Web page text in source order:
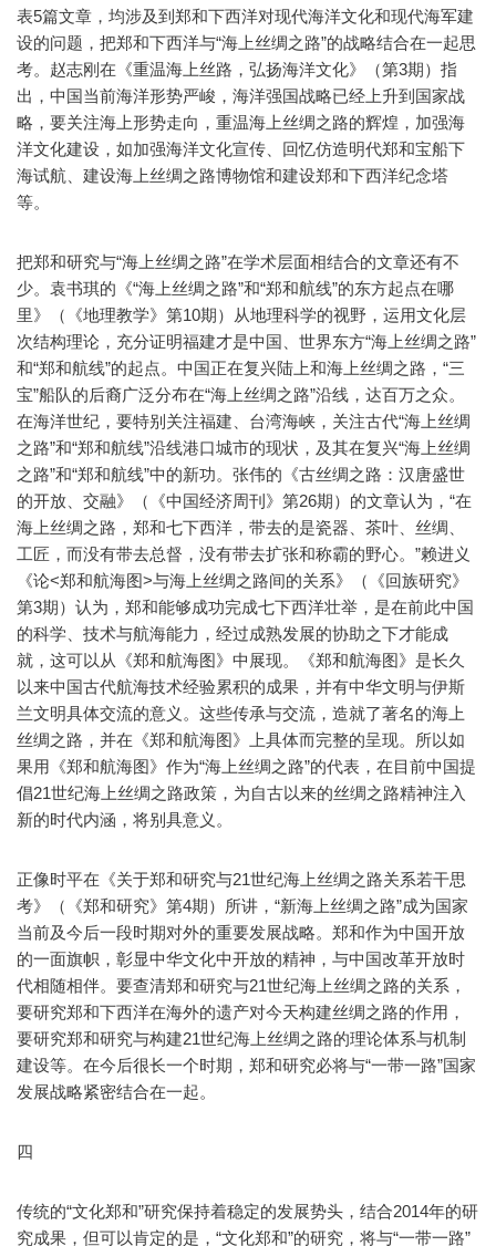
表5篇文章，均涉及到郑和下西洋对现代海洋文化和现代海军建
设的问题，把郑和下西洋与“海上丝绸之路”的战略结合在一起思
考。赵志刚在《重温海上丝路，弘扬海洋文化》（第3期）指
出，中国当前海洋形势严峻，海洋强国战略已经上升到国家战
略，要关注海上形势走向，重温海上丝绸之路的辉煌，加强海
洋文化建设，如加强海洋文化宣传、回忆仿造明代郑和宝船下
海试航、建设海上丝绸之路博物馆和建设郑和下西洋纪念塔
等。
把郑和研究与“海上丝绸之路”在学术层面相结合的文章还有不
少。袁书琪的《“海上丝绸之路”和“郑和航线”的东方起点在哪
里》（《地理教学》第10期）从地理科学的视野，运用文化层
次结构理论，充分证明福建才是中国、世界东方“海上丝绸之路”
和“郑和航线”的起点。中国正在复兴陆上和海上丝绸之路，“三
宝”船队的后裔广泛分布在“海上丝绸之路”沿线，达百万之众。
在海洋世纪，要特别关注福建、台湾海峡，关注古代“海上丝绸
之路”和“郑和航线”沿线港口城市的现状，及其在复兴“海上丝绸
之路”和“郑和航线”中的新功。张伟的《古丝绸之路：汉唐盛世
的开放、交融》（《中国经济周刊》第26期）的文章认为，“在
海上丝绸之路，郑和七下西洋，带去的是瓷器、茶叶、丝绸、
工匠，而没有带去总督，没有带去扩张和称霸的野心。”赖进义
《论<郑和航海图>与海上丝绸之路间的关系》（《回族研究》
第3期）认为，郑和能够成功完成七下西洋壮举，是在前此中国
的科学、技术与航海能力，经过成熟发展的协助之下才能成
就，这可以从《郑和航海图》中展现。《郑和航海图》是长久
以来中国古代航海技术经验累积的成果，并有中华文明与伊斯
兰文明具体交流的意义。这些传承与交流，造就了著名的海上
丝绸之路，并在《郑和航海图》上具体而完整的呈现。所以如
果用《郑和航海图》作为“海上丝绸之路”的代表，在目前中国提
倡21世纪海上丝绸之路政策，为自古以来的丝绸之路精神注入
新的时代内涵，将别具意义。
正像时平在《关于郑和研究与21世纪海上丝绸之路关系若干思
考》（《郑和研究》第4期）所讲，“新海上丝绸之路”成为国家
当前及今后一段时期对外的重要发展战略。郑和作为中国开放
的一面旗帜，彰显中华文化中开放的精神，与中国改革开放时
代相随相伴。要查清郑和研究与21世纪海上丝绸之路的关系，
要研究郑和下西洋在海外的遗产对今天构建丝绸之路的作用，
要研究郑和研究与构建21世纪海上丝绸之路的理论体系与机制
建设等。在今后很长一个时期，郑和研究必将与“一带一路”国家
发展战略紧密结合在一起。
四
传统的“文化郑和”研究保持着稳定的发展势头，结合2014年的研
究成果，但可以肯定的是，“文化郑和”的研究，将与“一带一路”